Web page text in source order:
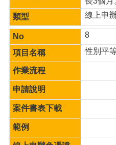
線上申
8
性別平